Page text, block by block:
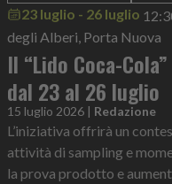
23 luglio - 26 luglio
degli Alberi, Porta Nuova
Il “Lido Coca-
dal 23 al 26 luglio
15 luglio 2026 | Redazione
L’iniziativa offrirà un
attività di sampling e
la prova prodotto e